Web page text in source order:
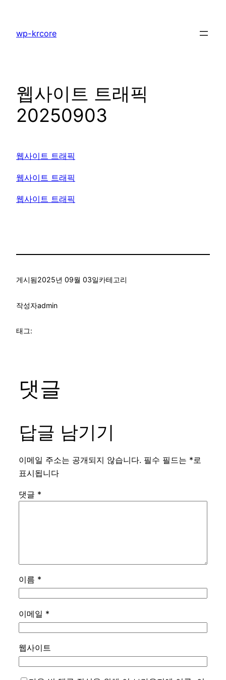
wp-krcore
웹사이트 트래픽
20250903
웹사이트 트래픽
웹사이트 트래픽
웹사이트 트래픽
게시됨2025년 09월 03일카테고리
작성자admin
태그:
댓글
답글 남기기
이메일 주소는 공개되지 않습니다. 필수 필드는 *로
표시됩니다
댓글 *
이름 *
이메일 *
웹사이트